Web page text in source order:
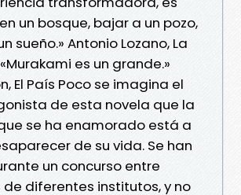
un bosque, bajar a un pozo,
sueño.» Antonio Lozano, La
es un grande.»
El País Poco se imagina el
de esta novela que la
se ha enamorado está a
de su vida. Se han
un concurso entre
diferentes institutos, y no